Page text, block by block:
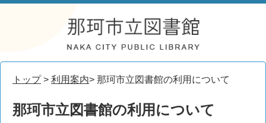
トップ> 利用案内> 那珂市立図書館の利用について
那珂市立図書館の利用について